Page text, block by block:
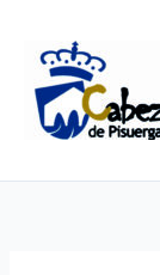
contenido